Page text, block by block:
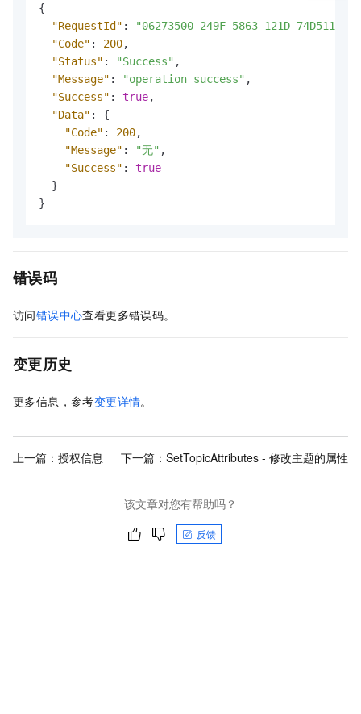
{
"RequestId" :
"06273500-249F-5863-121D-
"Code" : 200,
"Status" : "Success" ,
"Message" : "operation success" ,
"Success" : true,
"Data" :
{
"Code" : 200,
"Message" : "无" ,
"Success" :
true
}
}
错误码
访问错误中心查看更多错误码。
变更历史
更多信息，参考变更详情。
上一篇： 授权信息 下一篇： SetTopicAttributes - 修改主题的属性
该文章对您有帮助吗？
反馈